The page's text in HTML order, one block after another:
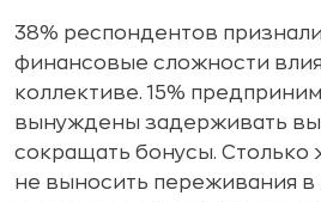
38% респондентов
финансовые сложности
коллективе. 15%
вынуждены задерживать
сокращать бонусы. Столько
не выносить переживания в